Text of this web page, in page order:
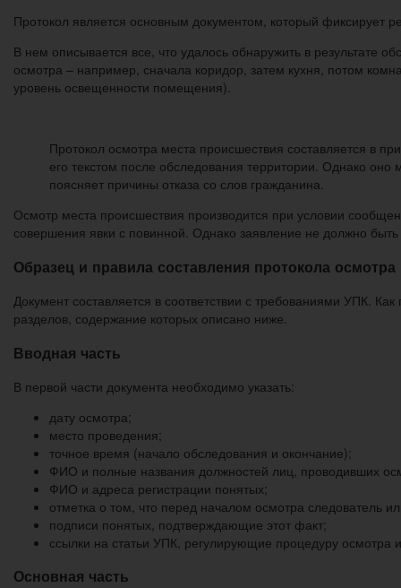
Протокол является основным документом, который фиксирует
В нем описывается все, что удалось обнаружить в результате
осмотра – например, сначала коридор, затем кухня, потом
уровень освещенности помещения).
Протокол осмотра места происшествия составляется в
его текстом после обследования территории. Однако оно
поясняет причины отказа со слов гражданина.
Осмотр места происшествия производится при условии
совершения явки с повинной. Однако заявление не должно
Образец и правила составления протокола
Документ составляется в соответствии с требованиями УПК.
разделов, содержание которых описано ниже.
Вводная часть
В первой части документа необходимо указать:
дату осмотра;
место проведения;
точное время (начало обследования и окончание);
ФИО и полные названия должностей лиц, проводивших
ФИО и адреса регистрации понятых;
отметка о том, что перед началом осмотра следователь
подписи понятых, подтверждающие этот факт;
ссылки на статьи УПК, регулирующие процедуру осмотра
Основная часть